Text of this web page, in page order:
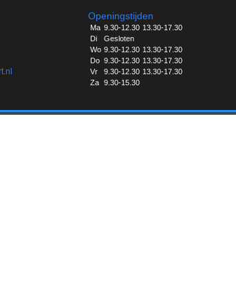
Openingstijden
Ma 9.30-12.30 13.30-17.30
Di
Gesloten
Wo 9.30-12.30 13.30-17.30
Do 9.30-12.30 13.30-17.30
Vr
9.30-12.30 13.30-17.30
Za
9.30-15.30